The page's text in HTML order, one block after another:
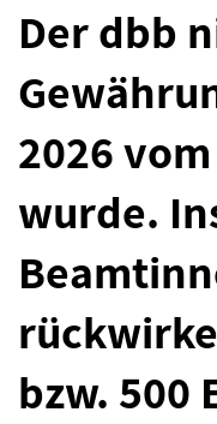
Der dbb
2026
wurde.
bzw. 500